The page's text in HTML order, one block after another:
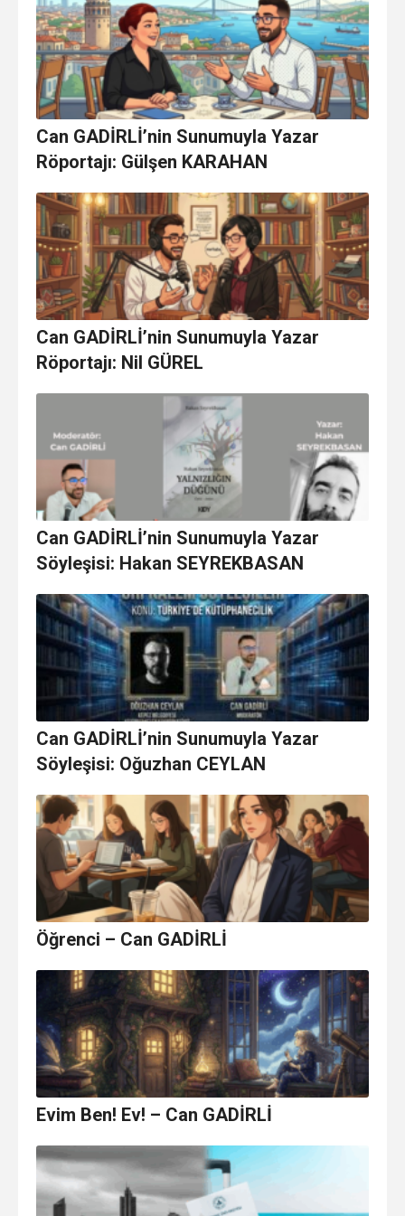
Can GADİRLİ’nin Sunumuyla Yazar
Röportajı: Gülşen KARAHAN
Can GADİRLİ’nin Sunumuyla Yazar
Röportajı: Nil GÜREL
Can GADİRLİ’nin Sunumuyla Yazar
Söyleşisi: Hakan SEYREKBASAN
Can GADİRLİ’nin Sunumuyla Yazar
Söyleşisi: Oğuzhan CEYLAN
Öğrenci – Can GADİRLİ
Evim Ben! Ev! – Can GADİRLİ